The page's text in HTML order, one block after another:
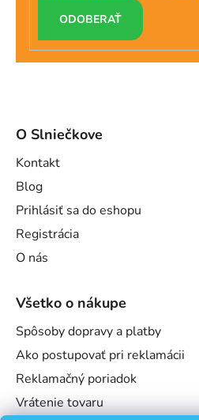
PRIHLÁSIŤ
SA
O Slniečkove
Kontakt
Blog
Prihlásiť sa do eshopu
Registrácia
O nás
Všetko o nákupe
Spôsoby dopravy a platby
Ako postupovať pri reklamácii
Reklamačný poriadok
Vrátenie tovaru